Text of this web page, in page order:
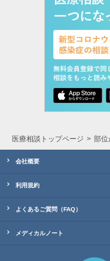
医療相談トップページ 部位
会社概要
利用規約
よくあるご質問（FAQ）
メディカルノート